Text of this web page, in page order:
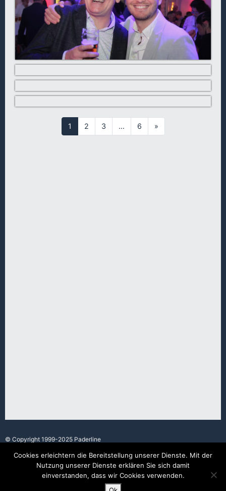
1 2 3 … 6 »
© Copyright 1999-2025 Paderline
Made with love in Paderborn.
Cookies erleichtern die Bereitstellung unserer Dienste. Mit der
Nutzung unserer Dienste erklären Sie sich damit
einverstanden, dass wir Cookies verwenden.